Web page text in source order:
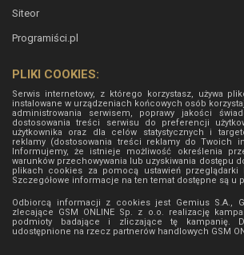
Siteor
Programiści.pl
PLIKI COOKIES:
Serwis internetowy, z którego korzystasz, używa
instalowane w urządzeniach końcowych osób
administrowania serwisem, poprawy jakości
dostosowania treści serwisu do preferencji
użytkownika oraz dla celów statystycznych i
reklamy (dostosowania treści reklamy do Twoich
Informujemy, że istnieje możliwość określenia
warunków przechowywania lub uzyskiwania dostępu
plikach cookies za pomocą ustawień przeglądarki
Szczegółowe informacje na ten temat dostępne są u
Odbiorcą informacji z cookies jest Gemius S.A.,
zlecające GSM ONLINE Sp. z o.o. realizację
podmioty badające i zliczające tę kampanię.
udostępnione na rzecz partnerów handlowych GSM